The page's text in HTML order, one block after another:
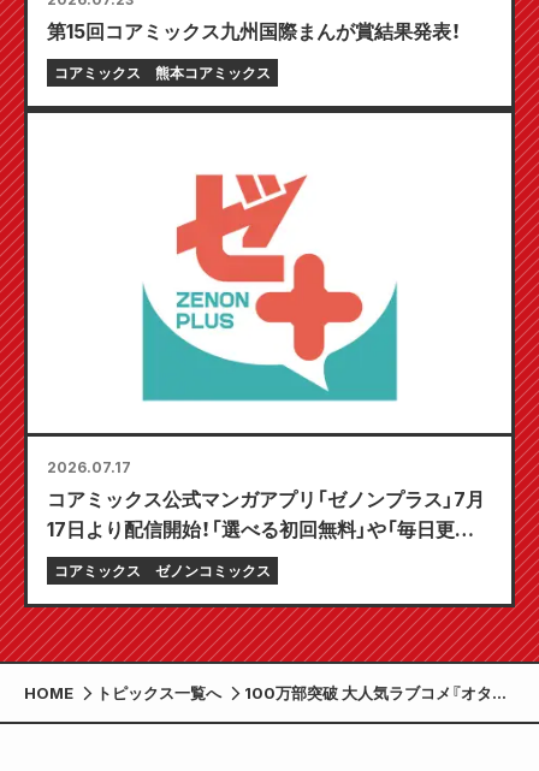
第15回コアミックス九州国際まんが賞結果発表！
コアミックス 熊本コアミックス
2026.07.17
コアミックス公式マンガアプリ「ゼノンプラス」7月
17日より配信開始！「選べる初回無料」や「毎日更新」
など、とことん楽しむ機能が満載！
コアミックス ゼノンコミックス
HOME トピックス一覧へ
100万部突破 大人気ラブコメ『オタク
に優しいギャルはいない!?』2026年ア